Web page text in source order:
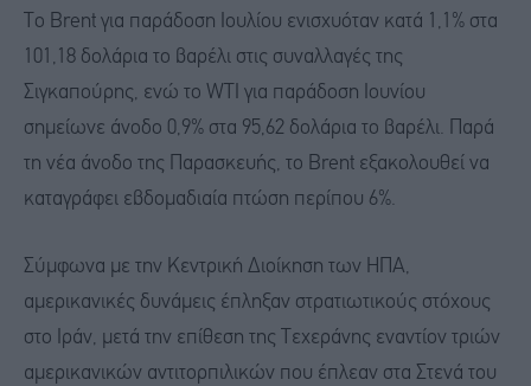
Το Brent για παράδοση Ιουλίου ενισχυόταν κατά 1,1% στα
101,18 δολάρια το βαρέλι στις συναλλαγές της
Σιγκαπούρης, ενώ το WTI για παράδοση Ιουνίου
σημείωνε άνοδο 0,9% στα 95,62 δολάρια το βαρέλι. Παρά
τη νέα άνοδο της Παρασκευής, το Brent εξακολουθεί να
καταγράφει εβδομαδιαία πτώση περίπου 6%.
Σύμφωνα με την Κεντρική Διοίκηση των ΗΠΑ,
αμερικανικές δυνάμεις έπληξαν στρατιωτικούς στόχους
στο Ιράν, μετά την επίθεση της Τεχεράνης εναντίον τριών
αμερικανικών αντιτορπιλικών που έπλεαν στα Στενά του